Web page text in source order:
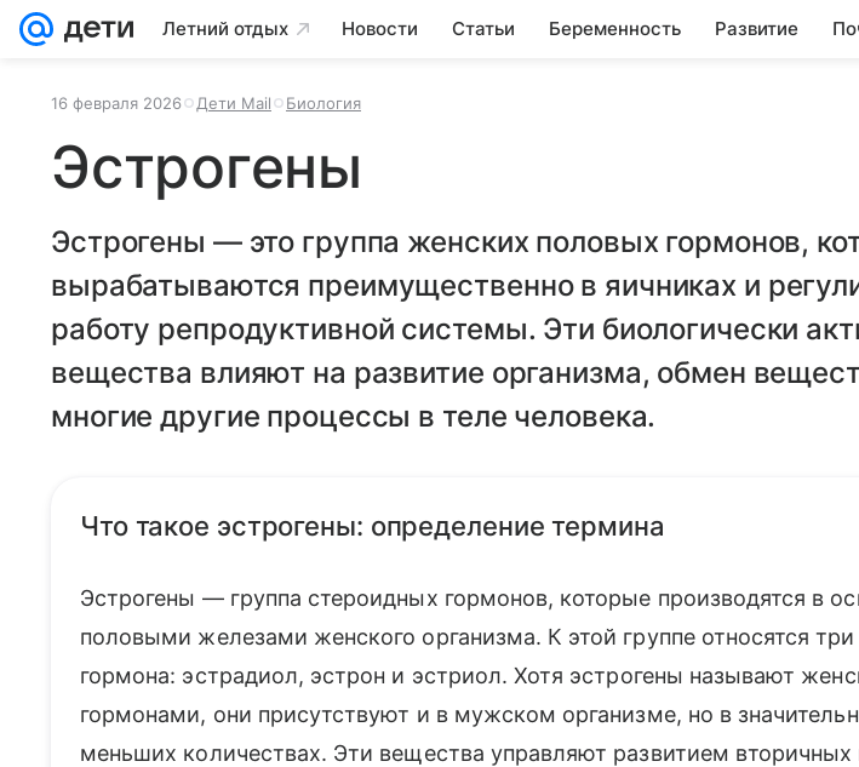
Летний отдых Новости Статьи Беременность Развитие
16 февраля 2026 Дети Mail Биология
Эстрогены
Эстрогены — это группа женских половых гормонов,
вырабатываются преимущественно в яичниках и
работу репродуктивной системы. Эти биологически
вещества влияют на развитие организма, обмен
многие другие процессы в теле человека.
Что такое эстрогены: определение термина
Эстрогены — группа стероидных гормонов, которые производятся в
половыми железами женского организма. К этой группе относятся
гормона: эстрадиол, эстрон и эстриол. Хотя эстрогены называют
гормонами, они присутствуют и в мужском организме, но в
меньших количествах. Эти вещества управляют развитием